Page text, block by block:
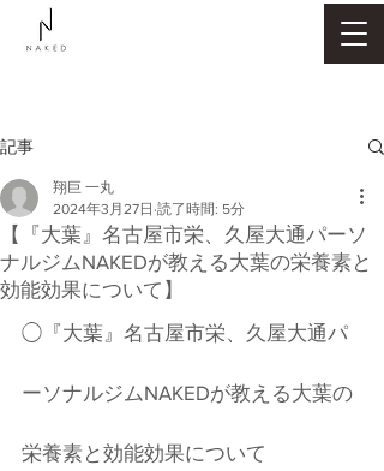
記事
【『大葉』名古屋市栄、久屋大通パーソ
ナルジムNAKEDが教える大葉の栄養素と
効能効果について】
翔巨 一丸
2024年3月27日 読了時間: 5分
◯『大葉』名古屋市栄、久屋大通パ
ーソナルジムNAKEDが教える大葉の
栄養素と効能効果について